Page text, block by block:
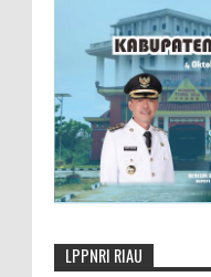
LPPNRI RIAU